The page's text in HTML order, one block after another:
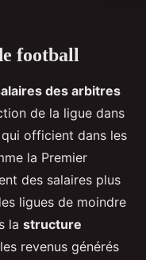
football
des arbitres
de la ligue dans
officient dans les
la Premier
des salaires plus
ligues de moindre
la structure
revenus générés